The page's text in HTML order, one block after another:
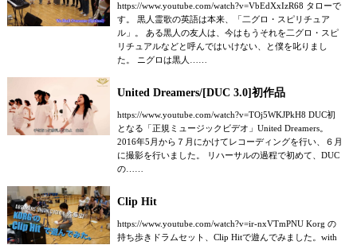
https://www.youtube.com/watch?v=VbEdXxIzR68 タローで
す。 黒人霊歌の英語は本来、「二グロ・スピリチュア
ル」。 ある黒人の友人は、今はもうそれを二グロ・スピ
リチュアルなどと呼んではいけない、と僕を叱りまし
た。 ニグロは黒人……
United Dreamers/[DUC 3.0]初作品
https://www.youtube.com/watch?v=TOj5WKJPkH8 DUC初
となる「正規ミュージックビデオ」United Dreamers。
2016年5月から７月にかけてレコーディングを行い、６月
に撮影を行いました。 リハーサルの過程で初めて、DUC
の……
Clip Hit
https://www.youtube.com/watch?v=ir-nxVTmPNU Korg の
持ち歩きドラムセット、Clip Hitで遊んでみました。with